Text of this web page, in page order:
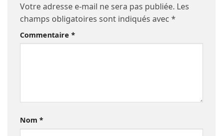
Votre adresse e-mail ne sera pas publiée. Les
champs obligatoires sont indiqués avec *
Commentaire *
Nom *